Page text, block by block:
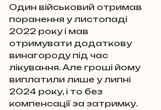
Один військовий отримав
поранення у листопаді
2022 року і мав
отримувати додаткову
винагороду під час
лікування. Але гроші йому
виплатили лише у липні
2024 року, і то без
компенсації за затримку.